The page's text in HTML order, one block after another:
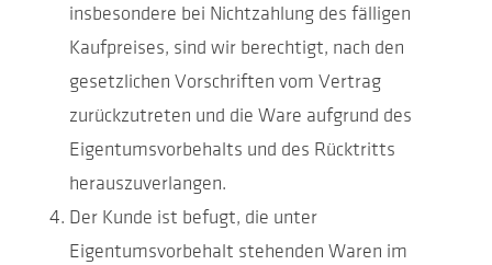
insbesondere bei Nichtzahlung des fälligen
Kaufpreises, sind wir berechtigt, nach den
gesetzlichen Vorschriften vom Vertrag
zurückzutreten und die Ware aufgrund des
Eigentumsvorbehalts und des Rücktritts
herauszuverlangen.
Der Kunde ist befugt, die unter
Eigentumsvorbehalt stehenden Waren im